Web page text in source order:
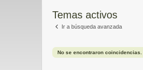
Temas activos
Ir a búsqueda avanzada
No se encontraron coincidencias.